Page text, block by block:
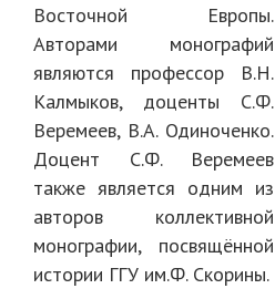
Восточной Европы.
Авторами монографий
являются профессор В.Н.
Калмыков, доценты С.Ф.
Веремеев, В.А. Одиноченко.
Доцент С.Ф. Веремеев
также является одним из
авторов коллективной
монографии, посвящённой
истории ГГУ им.Ф. Скорины.